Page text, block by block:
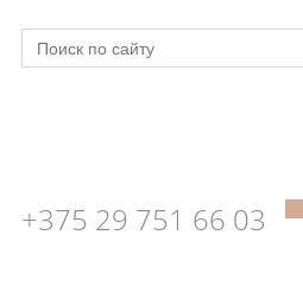
+375 29 751 66 03